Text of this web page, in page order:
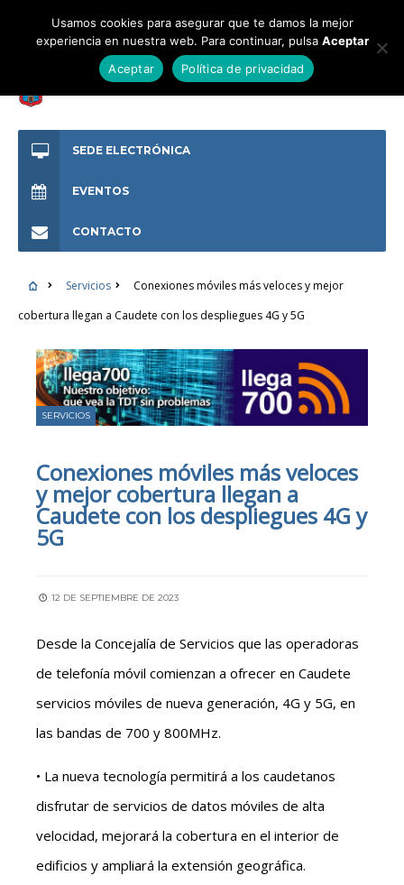
SEDE ELECTRÓNICA
EVENTOS
CONTACTO
Servicios
Conexiones móviles más veloces y mejor
cobertura llegan a Caudete con los despliegues 4G y 5G
SERVICIOS
Conexiones móviles más veloces
y mejor cobertura llegan a
Caudete con los despliegues 4G y
5G
12 DE SEPTIEMBRE DE 2023
Desde la Concejalía de Servicios que las operadoras
de telefonía móvil comienzan a ofrecer en Caudete
servicios móviles de nueva generación, 4G y 5G, en
las bandas de 700 y 800MHz.
• La nueva tecnología permitirá a los caudetanos
disfrutar de servicios de datos móviles de alta
velocidad, mejorará la cobertura en el interior de
edificios y ampliará la extensión geográfica.
Usamos cookies para asegurar que te damos la mejor
experiencia en nuestra web. Para continuar, pulsa Aceptar
Aceptar
Política de privacidad